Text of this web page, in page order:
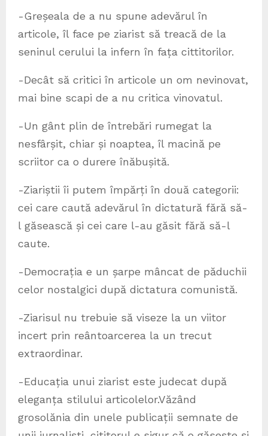
-Greșeala de a nu spune adevărul în
articole, îl face pe ziarist să treacă de la
seninul cerului la infern în fața cittitorilor.
-Decât să critici în articole un om nevinovat,
mai bine scapi de a nu critica vinovatul.
-Un gânt plin de întrebări rumegat la
nesfârșit, chiar și noaptea, îl macină pe
scriitor ca o durere înăbușită.
-Ziariștii îi putem împărți în două categorii:
cei care caută adevărul în dictatură fără să-
l găsească și cei care l-au găsit fără să-l
caute.
-Democrația e un șarpe mâncat de păduchii
celor nostalgici după dictatura comunistă.
-Ziarisul nu trebuie să viseze la un viitor
incert prin reântoarcerea la un trecut
extraordinar.
-Educația unui ziarist este judecat după
eleganța stilului articolelor.Văzând
grosolănia din unele publicații semnate de